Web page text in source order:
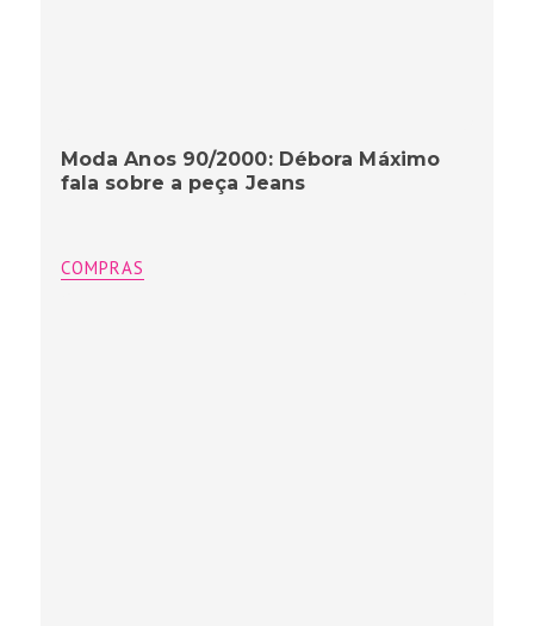
Moda Anos 90/2000: Débora Máximo
fala sobre a peça Jeans
COMPRAS